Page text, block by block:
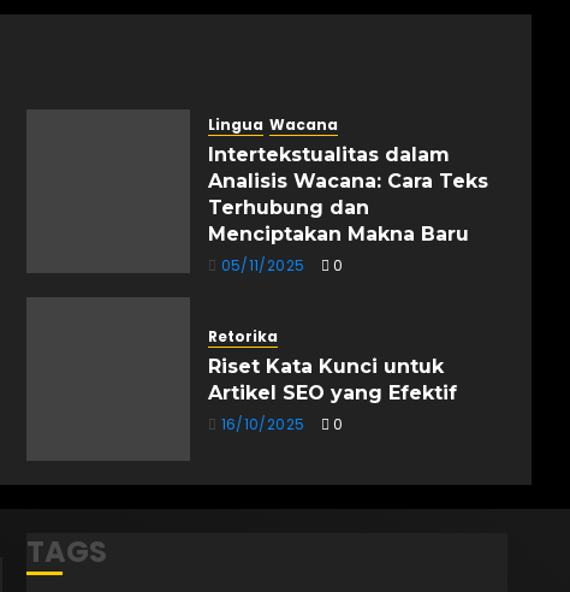
Lingua Wacana
Intertekstualitas dalam
Analisis Wacana: Cara Teks
Terhubung dan
Menciptakan Makna Baru
05/11/2025 0
Retorika
Riset Kata Kunci untuk
Artikel SEO yang Efektif
16/10/2025 0
TAGS